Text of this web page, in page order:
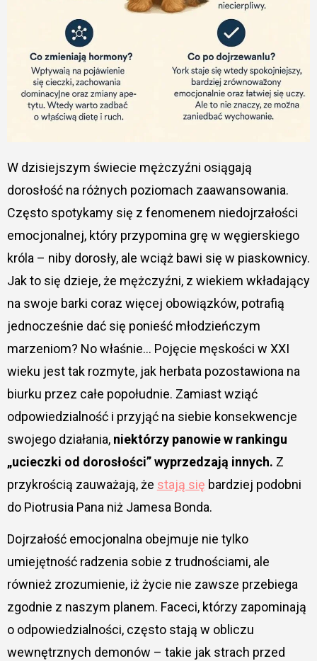
W dzisiejszym świecie mężczyźni osiągają
dorosłość na różnych poziomach zaawansowania.
Często spotykamy się z fenomenem niedojrzałości
emocjonalnej, który przypomina grę w węgierskiego
króla – niby dorosły, ale wciąż bawi się w piaskownicy.
Jak to się dzieje, że mężczyźni, z wiekiem wkładający
na swoje barki coraz więcej obowiązków, potrafią
jednocześnie dać się ponieść młodzieńczym
marzeniom? No właśnie… Pojęcie męskości w XXI
wieku jest tak rozmyte, jak herbata pozostawiona na
biurku przez całe popołudnie. Zamiast wziąć
odpowiedzialność i przyjąć na siebie konsekwencje
swojego działania, niektórzy panowie w rankingu
„ucieczki od dorosłości” wyprzedzają innych. Z
przykrością zauważają, że stają się bardziej podobni
do Piotrusia Pana niż Jamesa Bonda.
Dojrzałość emocjonalna obejmuje nie tylko
umiejętność radzenia sobie z trudnościami, ale
również zrozumienie, iż życie nie zawsze przebiega
zgodnie z naszym planem. Faceci, którzy zapominają
o odpowiedzialności, często stają w obliczu
wewnętrznych demonów – takie jak strach przed